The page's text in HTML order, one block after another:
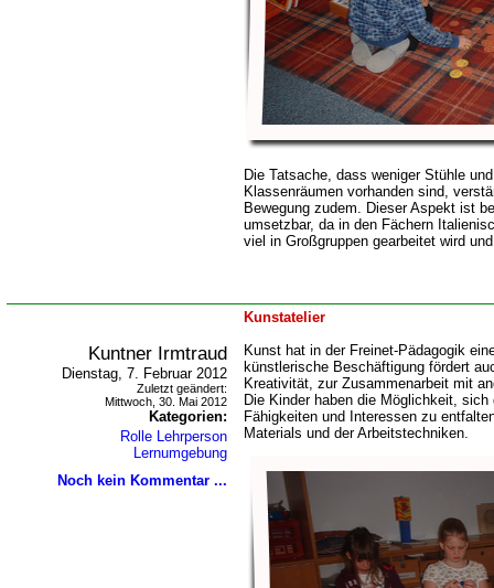
Die Tatsache, dass weniger Stühle
Klassenräumen vorhanden sind,
Bewegung zudem. Dieser Aspekt ist
umsetzbar, da in den Fächern
viel in Großgruppen gearbeitet wird
Kunstatelier
Kuntner Irmtraud
Dienstag, 7. Februar 2012
Zuletzt geändert:
Mittwoch, 30. Mai 2012
Kategorien:
Rolle Lehrperson
Lernumgebung
Noch kein Kommentar ...
Kunst hat in der Freinet-Pädagogik
künstlerische Beschäftigung fördert
Kreativität, zur Zusammenarbeit mit
Die Kinder haben die Möglichkeit,
Fähigkeiten und Interessen zu
Materials und der Arbeitstechniken.